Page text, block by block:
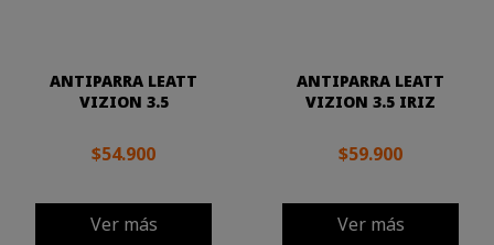
ANTIPARRA LEATT
VIZION 3.5
$54.900
Ver más
ANTIPARRA LEATT
VIZION 3.5 IRIZ
$59.900
Ver más